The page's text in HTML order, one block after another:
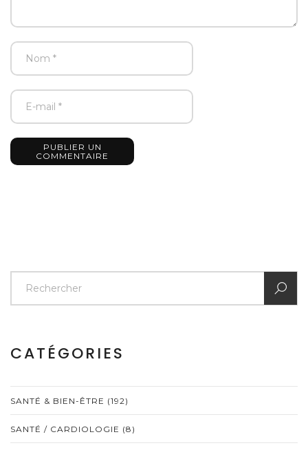
PUBLIER UN
COMMENTAIRE
CATÉGORIES
SANTÉ & BIEN-ÊTRE (192)
SANTÉ / CARDIOLOGIE (8)